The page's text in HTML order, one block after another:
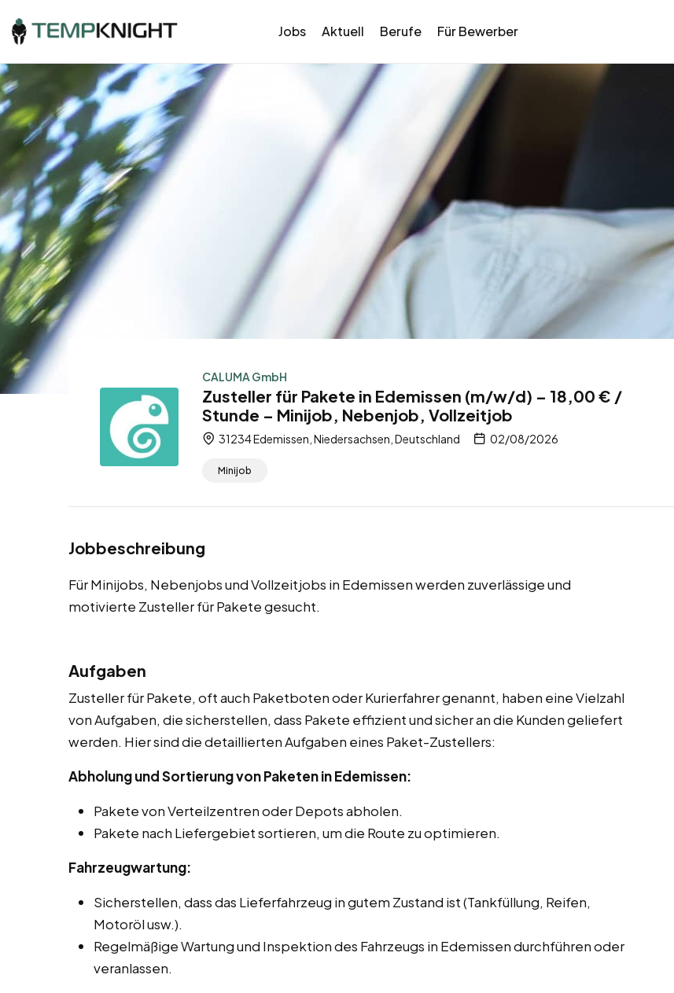
Jobs Aktuell Berufe Für Bewerber
CALUMA GmbH
Zusteller für Pakete in Edemissen (m/w/d) – 18,00 € /
Stunde – Minijob, Nebenjob, Vollzeitjob
31234 Edemissen, Niedersachsen, Deutschland 02/08/2026
Minijob
Jobbeschreibung
Für Minijobs, Nebenjobs und Vollzeitjobs in Edemissen werden zuverlässige und
motivierte Zusteller für Pakete gesucht.
Aufgaben
Zusteller für Pakete, oft auch Paketboten oder Kurierfahrer genannt, haben eine Vielzahl
von Aufgaben, die sicherstellen, dass Pakete effizient und sicher an die Kunden geliefert
werden. Hier sind die detaillierten Aufgaben eines Paket-Zustellers:
Abholung und Sortierung von Paketen in Edemissen:
Pakete von Verteilzentren oder Depots abholen.
Pakete nach Liefergebiet sortieren, um die Route zu optimieren.
Fahrzeugwartung:
Sicherstellen, dass das Lieferfahrzeug in gutem Zustand ist (Tankfüllung, Reifen,
Motoröl usw.).
Regelmäßige Wartung und Inspektion des Fahrzeugs in Edemissen durchführen oder
veranlassen.